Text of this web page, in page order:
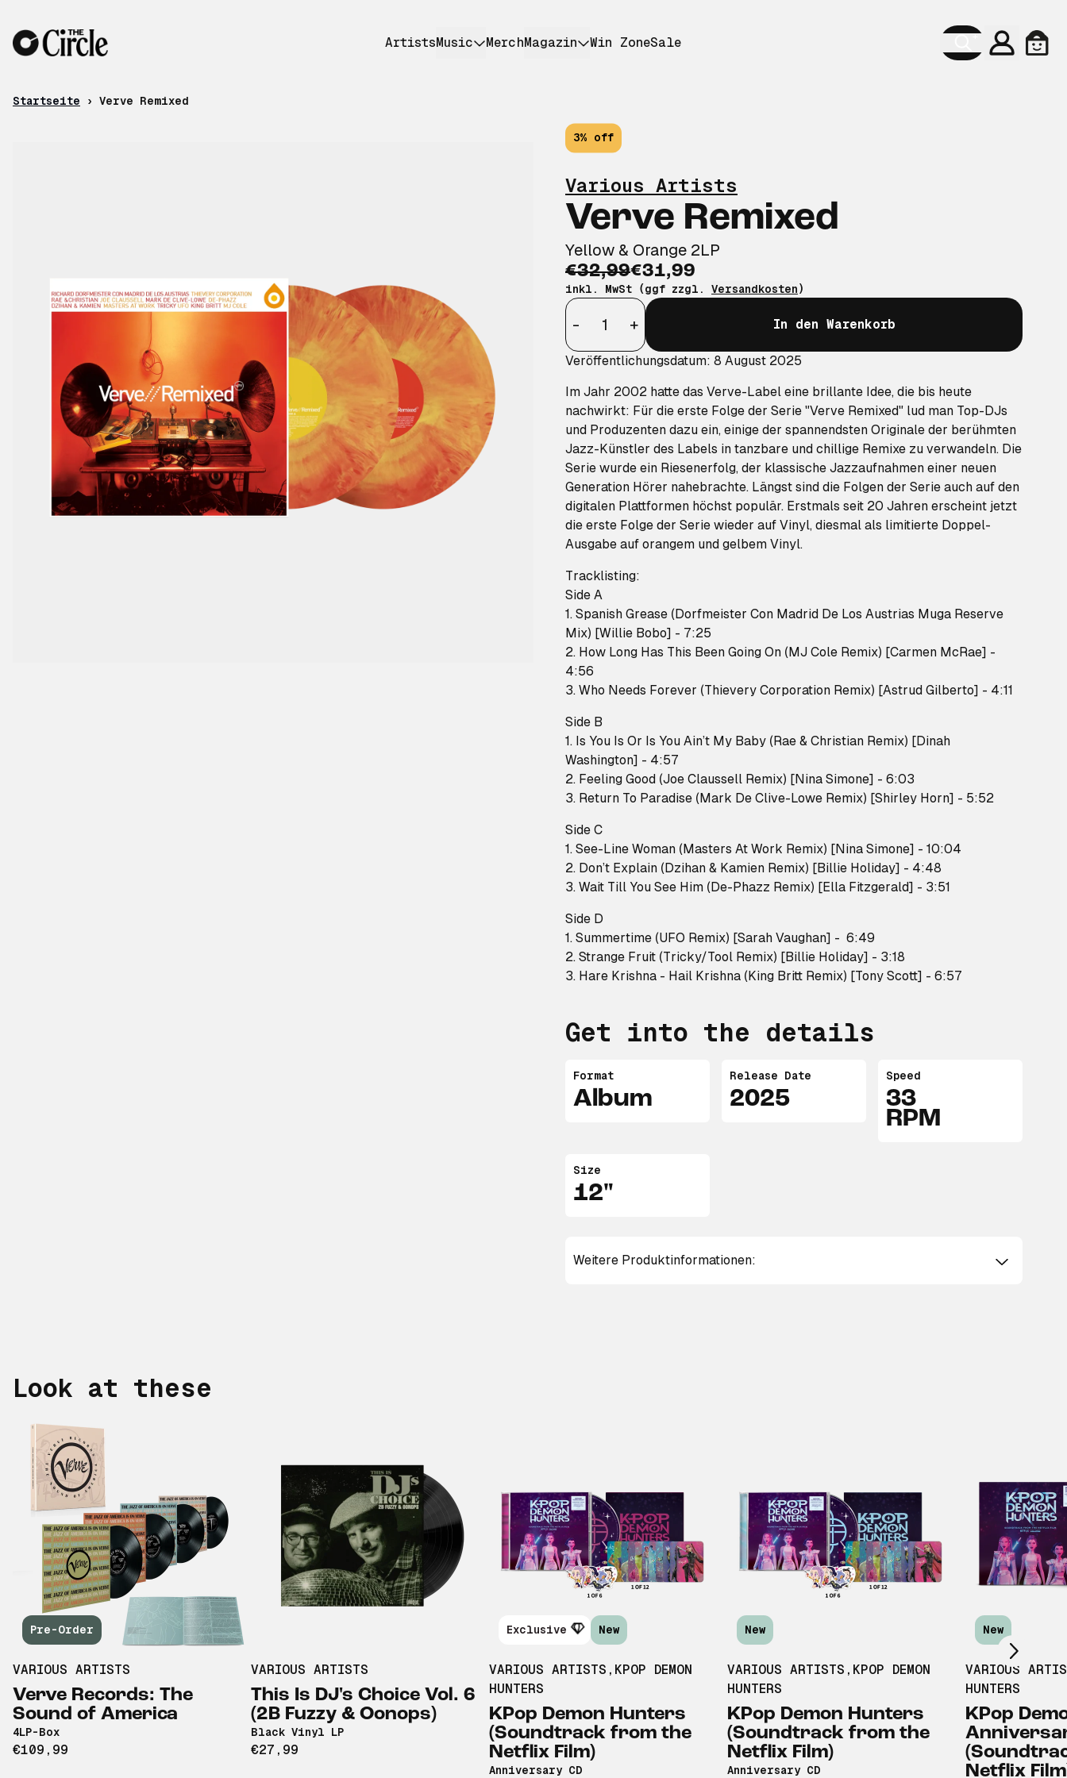
ArtistsMusic MerchMagazin Win ZoneSale
Konto
Startseite › Verve Remixed
Various Artists
Verve Remixed
Yellow & Orange 2LP
€32,99€31,99
inkl. MwSt (ggf zzgl. Versandkosten)
Anzahl
-
+ In den Warenkorb
Veröffentlichungsdatum: 8 August 2025
Im Jahr 2002 hatte das Verve-Label eine brillante Idee, die bis heute
nachwirkt: Für die erste Folge der Serie "Verve Remixed" lud man Top-DJs
und Produzenten dazu ein, einige der spannendsten Originale der berühmten
Jazz-Künstler des Labels in tanzbare und chillige Remixe zu verwandeln. Die
Serie wurde ein Riesenerfolg, der klassische Jazzaufnahmen einer neuen
Generation Hörer nahebrachte. Längst sind die Folgen der Serie auch auf den
digitalen Plattformen höchst populär. Erstmals seit 20 Jahren erscheint jetzt
die erste Folge der Serie wieder auf Vinyl, diesmal als limitierte Doppel-
Ausgabe auf orangem und gelbem Vinyl.
Tracklisting:
Side A
1. Spanish Grease (Dorfmeister Con Madrid De Los Austrias Muga Reserve
Mix) [Willie Bobo] - 7:25
2. How Long Has This Been Going On (MJ Cole Remix) [Carmen McRae] -
4:56
3. Who Needs Forever (Thievery Corporation Remix) [Astrud Gilberto] - 4:11
Side B
1. Is You Is Or Is You Ain’t My Baby (Rae & Christian Remix) [Dinah
Washington] - 4:57
2. Feeling Good (Joe Claussell Remix) [Nina Simone] - 6:03
3. Return To Paradise (Mark De Clive-Lowe Remix) [Shirley Horn] - 5:52
Side C
1. See-Line Woman (Masters At Work Remix) [Nina Simone] - 10:04
2. Don’t Explain (Dzihan & Kamien Remix) [Billie Holiday] - 4:48
3. Wait Till You See Him (De-Phazz Remix) [Ella Fitzgerald] - 3:51
Side D
1. Summertime (UFO Remix) [Sarah Vaughan] - 6:49
2. Strange Fruit (Tricky/Tool Remix) [Billie Holiday] - 3:18
3. Hare Krishna - Hail Krishna (King Britt Remix) [Tony Scott] - 6:57
Get into the details
Format
Album
Release Date
2025
Speed
33
RPM
Size
12"
3% off
Weitere Produktinformationen:
Look at these
Pre-Order
VARIOUS ARTISTS
Verve Records: The
Sound of America
4LP-Box
€109,99
VARIOUS ARTISTS
This Is DJ's Choice Vol. 6
(2B Fuzzy & Oonops)
Black Vinyl LP
€27,99
Exclusive New
VARIOUS ARTISTS , KPOP DEMON
HUNTERS
KPop Demon Hunters
(Soundtrack from the
Netflix Film)
Anniversary CD
New
VARIOUS ARTISTS , KPOP DEMON
HUNTERS
KPop Demon Hunters
(Soundtrack from the
Netflix Film)
Anniversary CD
New
VARIOUS
HUNTERS
KPop
Netflix
Scroll right